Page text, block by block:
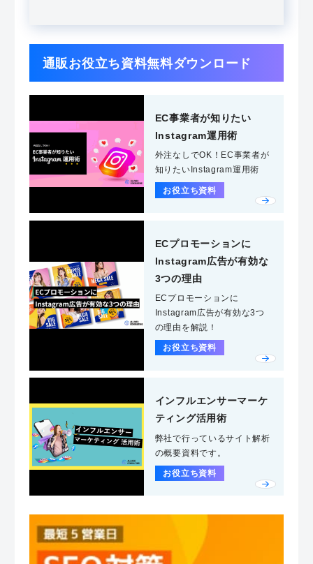
通販お役立ち資料無料ダウンロード
EC事業者が知りたい
Instagram運用術
外注なしでOK！EC事業者が
知りたいInstagram運用術
お役立ち資料
ECプロモーションに
Instagram広告が有効な
3つの理由
ECプロモーションに
Instagram広告が有効な3つ
の理由を解説！
お役立ち資料
インフルエンサーマーケ
ティング活用術
弊社で行っているサイト解析
の概要資料です。
お役立ち資料